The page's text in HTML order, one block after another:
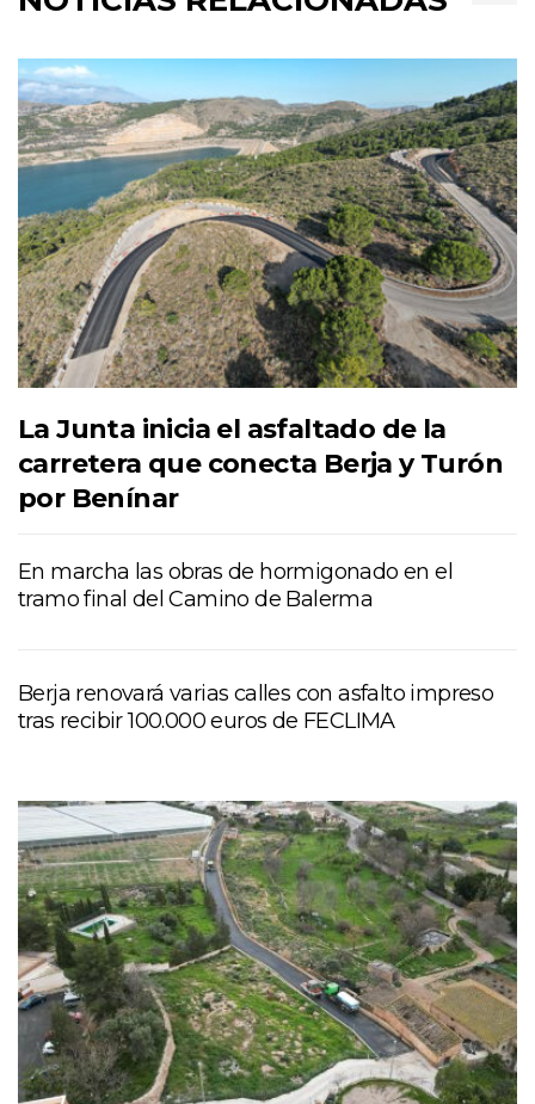
La Junta inicia el asfaltado de la
carretera que conecta Berja y Turón
por Benínar
En marcha las obras de hormigonado en el
tramo final del Camino de Balerma
Berja renovará varias calles con asfalto impreso
tras recibir 100.000 euros de FECLIMA